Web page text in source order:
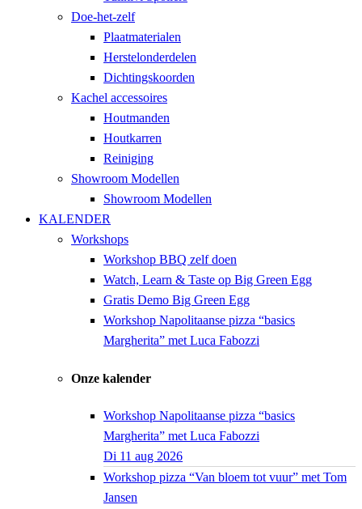
Doe-het-zelf
Plaatmaterialen
Herstelonderdelen
Dichtingskoorden
Kachel accessoires
Houtmanden
Houtkarren
Reiniging
Showroom Modellen
Showroom Modellen
KALENDER
Workshops
Workshop BBQ zelf doen
Watch, Learn & Taste op Big Green Egg
Gratis Demo Big Green Egg
Workshop Napolitaanse pizza “basics
Margherita” met Luca Fabozzi
Onze kalender
Workshop Napolitaanse pizza “basics
Margherita” met Luca Fabozzi
Di 11 aug 2026
Workshop pizza “Van bloem tot vuur” met Tom
Jansen